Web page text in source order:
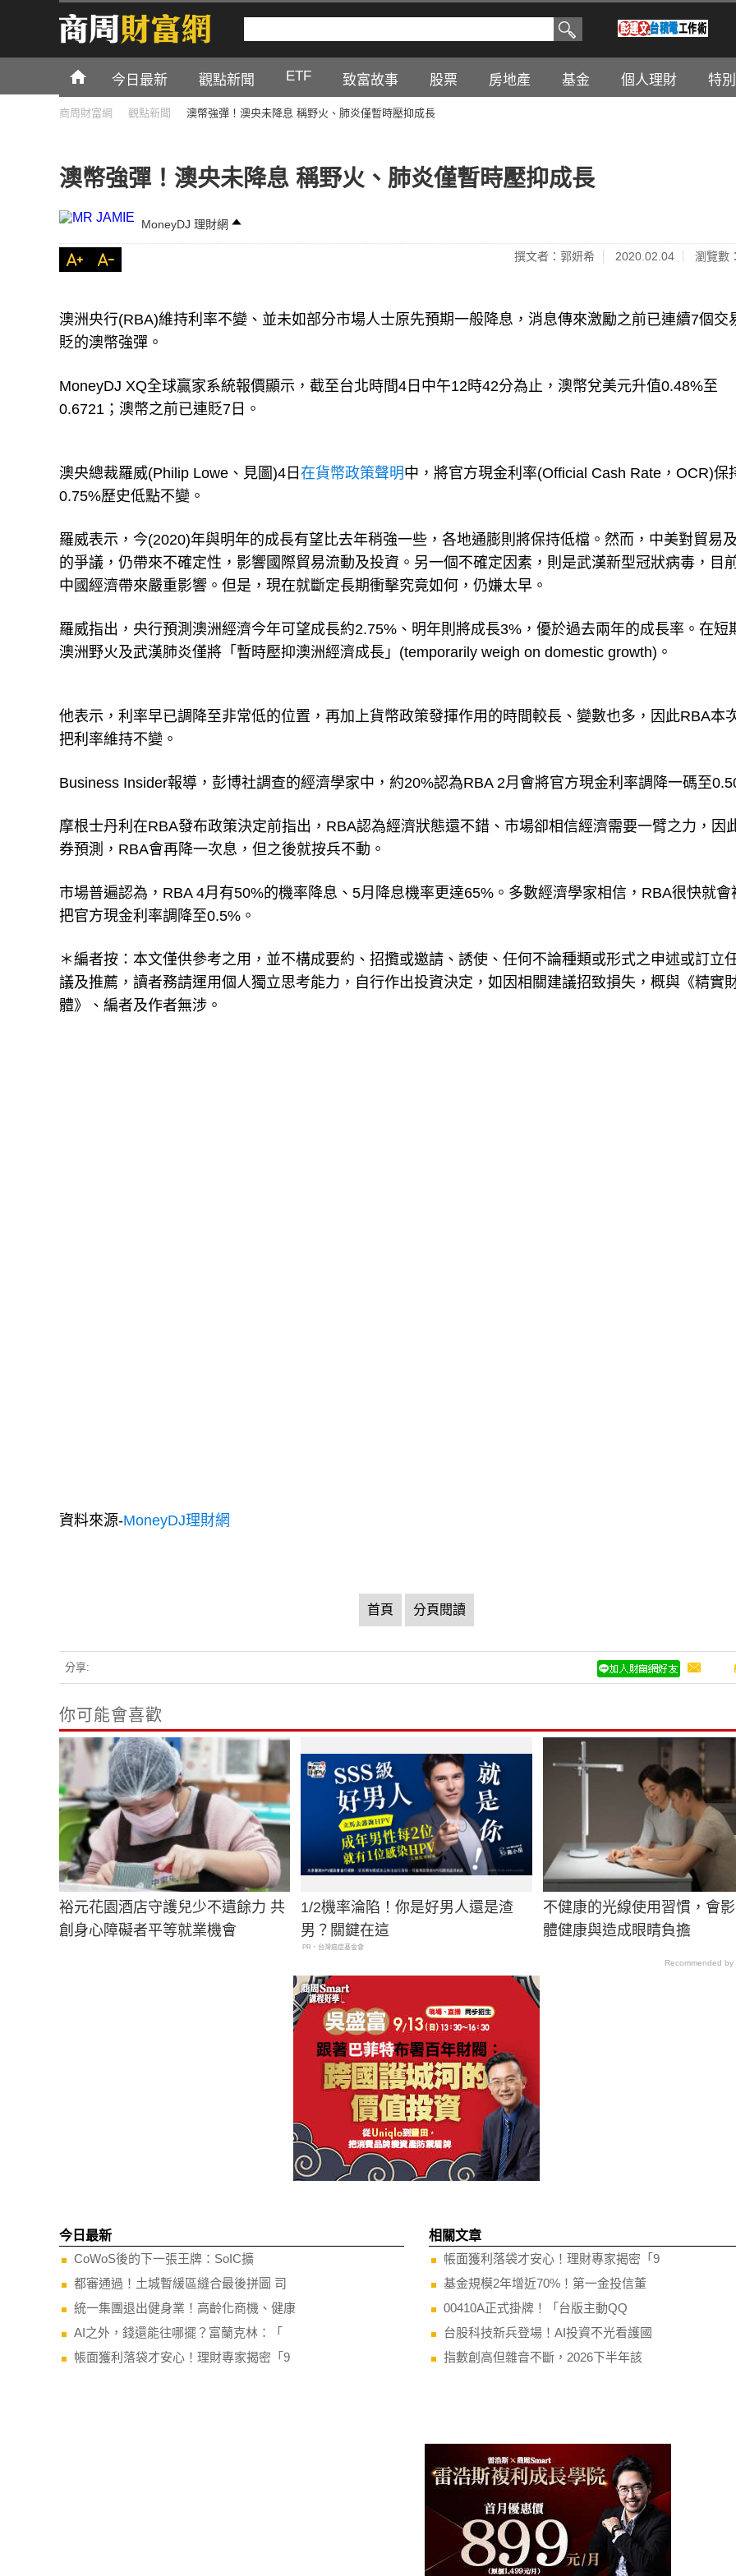
今日最新 觀點新聞 ETF 致富故事 股票 房地產 基金 個人理財 特
商周財富網 觀點新聞 澳幣強彈！澳央未降息 稱野火、肺炎僅暫時壓抑成長
澳幣強彈！澳央未降息 稱野火、肺炎僅暫時壓抑成長
MoneyDJ 理財網
撰文者：郭妍希 2020.02.04 瀏覽數
澳洲央行(RBA)維持利率不變、並未如部分市場人士原先預期一般降息，消息傳來激勵之前已連續7個交
貶的澳幣強彈。
MoneyDJ XQ全球贏家系統報價顯示，截至台北時間4日中午12時42分為止，澳幣兌美元升值0.48%至
0.6721；澳幣之前已連貶7日。
澳央總裁羅威(Philip Lowe、見圖)4日 在貨幣政策聲明中，將官方現金利率(Official Cash Rate，OCR)保
0.75%歷史低點不變。
羅威表示，今(2020)年與明年的成長有望比去年稍強一些，各地通膨則將保持低檔。然而，中美對貿易
的爭議，仍帶來不確定性，影響國際貿易流動及投資。另一個不確定因素，則是武漢新型冠狀病毒，目
中國經濟帶來嚴重影響。但是，現在就斷定長期衝擊究竟如何，仍嫌太早。
羅威指出，央行預測澳洲經濟今年可望成長約2.75%、明年則將成長3%，優於過去兩年的成長率。在短
澳洲野火及武漢肺炎僅將「暫時壓抑澳洲經濟成長」(temporarily weigh on domestic growth)。
他表示，利率早已調降至非常低的位置，再加上貨幣政策發揮作用的時間較長、變數也多，因此RBA本
把利率維持不變。
Business Insider報導，彭博社調查的經濟學家中，約20%認為RBA 2月會將官方現金利率調降一碼至
摩根士丹利在RBA發布政策決定前指出，RBA認為經濟狀態還不錯、市場卻相信經濟需要一臂之力，因
券預測，RBA會再降一次息，但之後就按兵不動。
市場普遍認為，RBA 4月有50%的機率降息、5月降息機率更達65%。多數經濟學家相信，RBA很快就會
把官方現金利率調降至0.5%。
＊編者按：本文僅供參考之用，並不構成要約、招攬或邀請、誘使、任何不論種類或形式之申述或訂立
議及推薦，讀者務請運用個人獨立思考能力，自行作出投資決定，如因相關建議招致損失，概與《精實
體》、編者及作者無涉。
資料來源-MoneyDJ理財網
首頁 分頁閱讀
分享:
你可能會喜歡
裕元花園酒店守護兒少不遺餘力 共
創身心障礙者平等就業機會
1/2機率淪陷！你是好男人還是渣
男？關鍵在這
PR・台灣癌症基金會
不健康的光線使用習慣，會
體健康與造成眼睛負擔
Recommended by
今日最新
CoWoS後的下一張王牌：SoIC擴
都審通過！土城暫緩區縫合最後拼圖 司
統一集團退出健身業！高齡化商機、健康
AI之外，錢還能往哪擺？富蘭克林：「
帳面獲利落袋才安心！理財專家揭密「9
相關文章
帳面獲利落袋才安心！理財專家揭密「9
基金規模2年增近70%！第一金投信董
00410A正式掛牌！「台版主動QQ
台股科技新兵登場！AI投資不光看護國
指數創高但雜音不斷，2026下半年該